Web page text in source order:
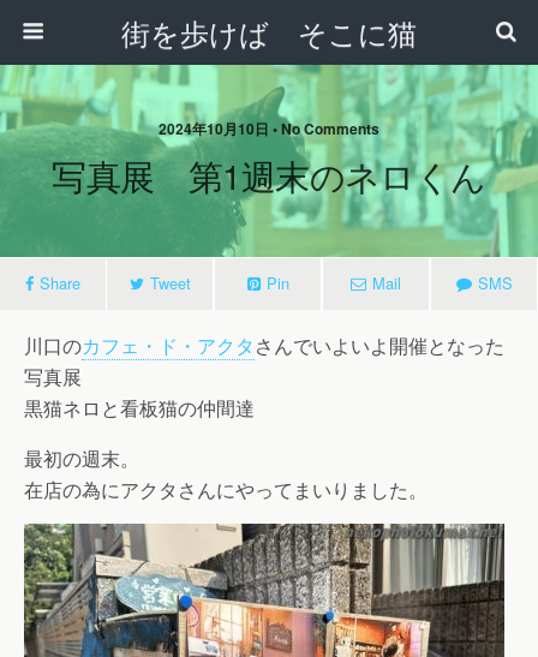
街を歩けば そこに猫
2024年10月10日 • No Comments
写真展 第1週末のネロくん
Share Tweet Pin Mail SMS
川口のカフェ・ド・アクタ さんでいよいよ開催となった
写真展
黒猫ネロと看板猫の仲間達
最初の週末。
在店の為にアクタさんにやってまいりました。